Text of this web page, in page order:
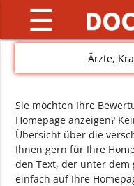
☰
Ärzte,
Sie möchten Ihre
Homepage anzeigen?
Übersicht über die
Ihnen gern für Ihre
den Text, der unter dem
einfach auf Ihre